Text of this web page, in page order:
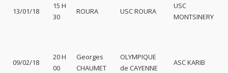
13/01/18
15 H
30
ROURA USC ROURA
USC
MONTSINERY
09/02/18
20 H
00
Georges
CHAUMET
OLYMPIQUE
de CAYENNE
ASC KARIB